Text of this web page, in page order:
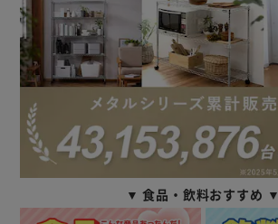
▼ 食品・飲料おすすめ ▼